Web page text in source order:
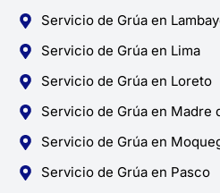
Servicio de Grúa en
Servicio de Grúa en Lima
Servicio de Grúa en Loreto
Servicio de Grúa en Madre
Servicio de Grúa en
Servicio de Grúa en Pasco